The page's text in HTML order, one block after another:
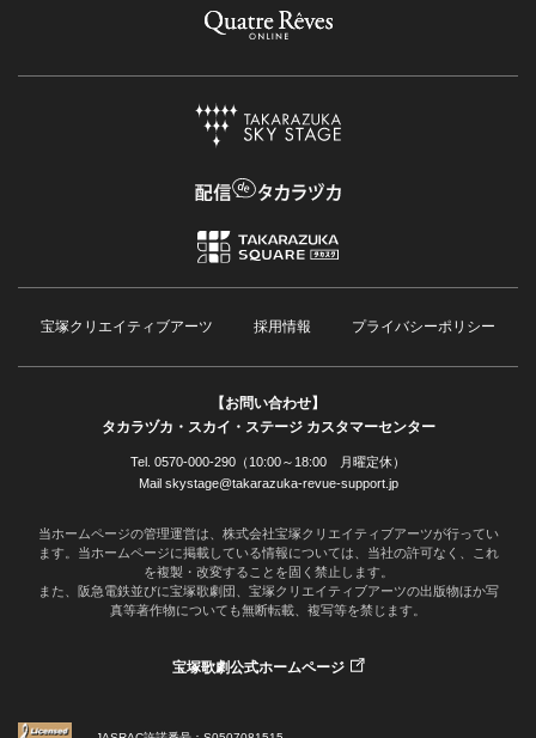
宝塚クリエイティブアーツ 採用情報 プライバシーポリシー
【お問い合わせ】
タカラヅカ・スカイ・ステージ カスタマーセンター
Tel. 0570-000-290（10:00～18:00 月曜定休）
Mail skystage@takarazuka-revue-support.jp
当ホームページの管理運営は、株式会社宝塚クリエイティブアーツが行ってい
ます。当ホームページに掲載している情報については、当社の許可なく、これ
を複製・改変することを固く禁止します。
また、阪急電鉄並びに宝塚歌劇団、宝塚クリエイティブアーツの出版物ほか写
真等著作物についても無断転載、複写等を禁じます。
宝塚歌劇公式ホームページ